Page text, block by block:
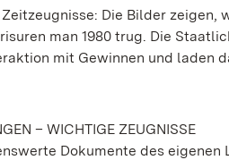
Die Bilder zeigen,
man 1980 trug. Die
mit Gewinnen und laden
– WICHTIGE ZEUGNISSE
Dokumente des